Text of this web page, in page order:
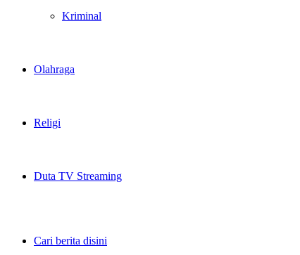
Kriminal
Olahraga
Religi
Duta TV Streaming
Cari berita disini